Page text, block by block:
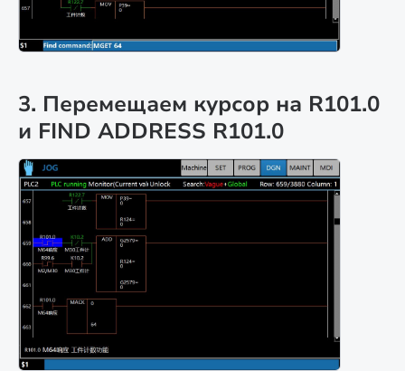
3. Перемещаем курсор на R101.0
и FIND ADDRESS R101.0